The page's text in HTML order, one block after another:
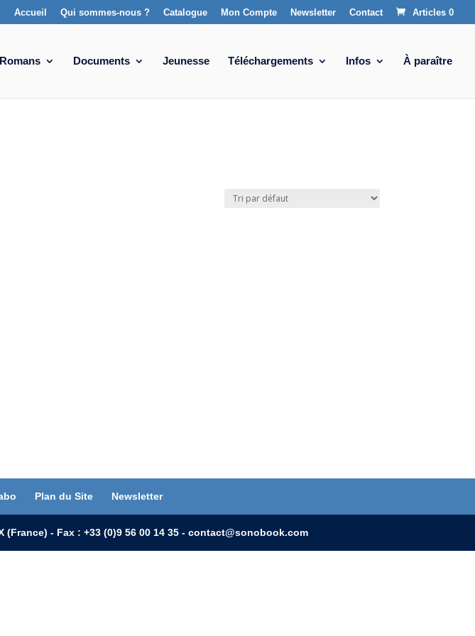
Accueil Qui sommes-nous ? Catalogue Mon Compte Newsletter Contact Articles 0
Romans Documents Jeunesse Téléchargements Infos À paraître
Plan du Site Newsletter
- Fax : +33 (0)9 56 00 14 35 - contact@sonobook.com